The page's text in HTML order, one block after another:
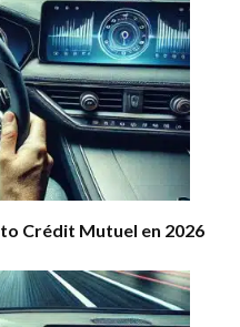
Crédit Mutuel en 2026